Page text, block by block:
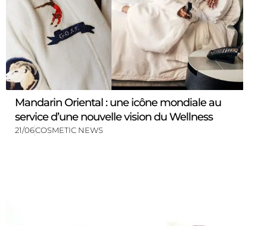
Mandarin Oriental : une icône mondiale au
service d’une nouvelle vision du Wellness
21/06COSMETIC NEWS